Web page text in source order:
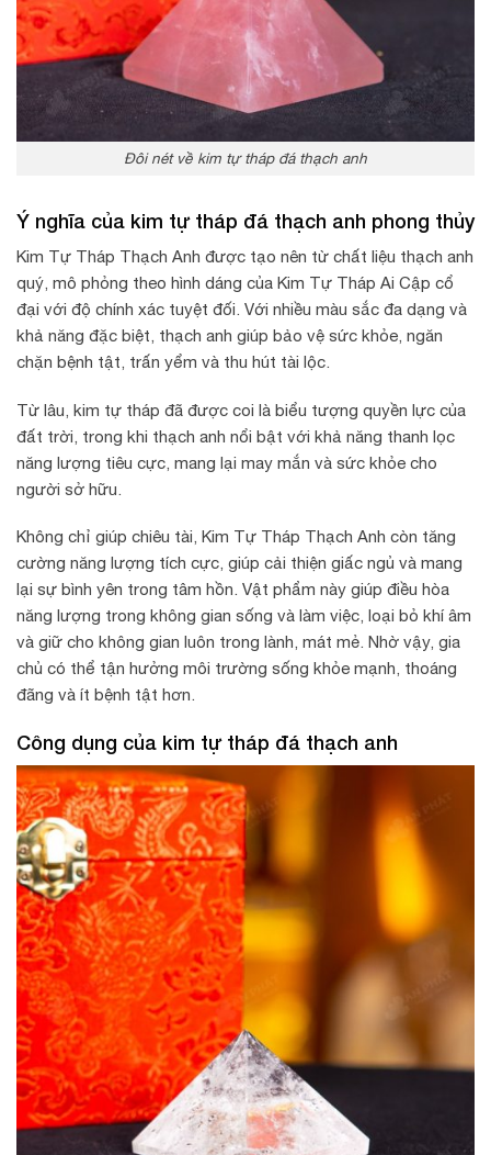
Đôi nét về kim tự tháp đá thạch anh
Ý nghĩa của kim tự tháp đá thạch anh phong thủy
Kim Tự Tháp Thạch Anh được tạo nên từ chất liệu thạch anh
quý, mô phỏng theo hình dáng của Kim Tự Tháp Ai Cập cổ
đại với độ chính xác tuyệt đối. Với nhiều màu sắc đa dạng và
khả năng đặc biệt, thạch anh giúp bảo vệ sức khỏe, ngăn
chặn bệnh tật, trấn yểm và thu hút tài lộc.
Từ lâu, kim tự tháp đã được coi là biểu tượng quyền lực của
đất trời, trong khi thạch anh nổi bật với khả năng thanh lọc
năng lượng tiêu cực, mang lại may mắn và sức khỏe cho
người sở hữu.
Không chỉ giúp chiêu tài, Kim Tự Tháp Thạch Anh còn tăng
cường năng lượng tích cực, giúp cải thiện giấc ngủ và mang
lại sự bình yên trong tâm hồn. Vật phẩm này giúp điều hòa
năng lượng trong không gian sống và làm việc, loại bỏ khí âm
và giữ cho không gian luôn trong lành, mát mẻ. Nhờ vậy, gia
chủ có thể tận hưởng môi trường sống khỏe mạnh, thoáng
đãng và ít bệnh tật hơn.
Công dụng của kim tự tháp đá thạch anh